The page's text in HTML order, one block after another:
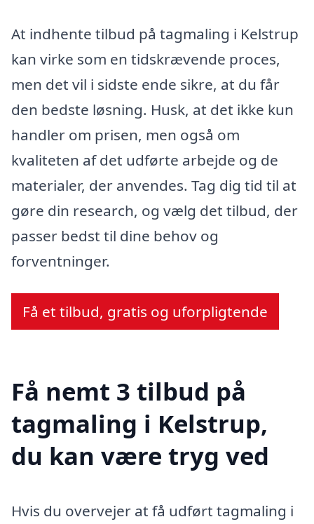
At indhente tilbud på tagmaling i Kelstrup
kan virke som en tidskrævende proces,
men det vil i sidste ende sikre, at du får
den bedste løsning. Husk, at det ikke kun
handler om prisen, men også om
kvaliteten af det udførte arbejde og de
materialer, der anvendes. Tag dig tid til at
gøre din research, og vælg det tilbud, der
passer bedst til dine behov og
forventninger.
Få et tilbud, gratis og uforpligtende
Få nemt 3 tilbud på
tagmaling i Kelstrup,
du kan være tryg ved
Hvis du overvejer at få udført tagmaling i